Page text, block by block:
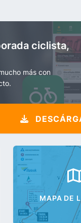
ciclista,
más con
MAPA DE